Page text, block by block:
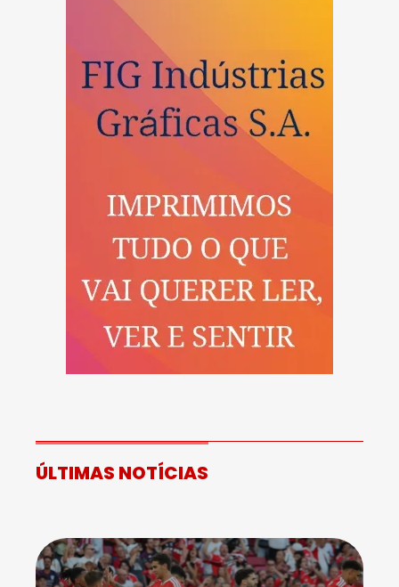
ÚLTIMAS NOTÍCIAS